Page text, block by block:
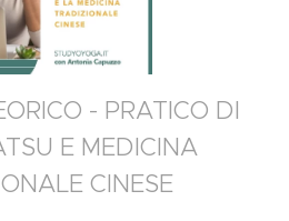
- PRATICO DI
E MEDICINA
CINESE